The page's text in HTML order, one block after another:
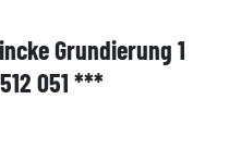
Grundierung 1
051 ***